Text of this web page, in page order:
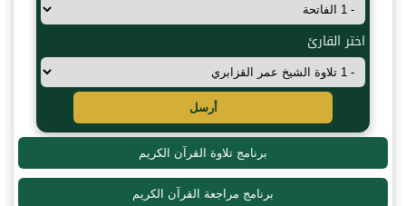
اختر القارئ
أرسل
برنامج تلاوة القرآن الكريم
برنامج مراجعة القرآن الكريم